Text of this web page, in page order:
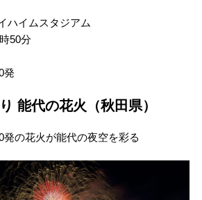
ハイムスタジアム
50分
発
能代の花火（秋田県）
発の花火が能代の夜空を彩る